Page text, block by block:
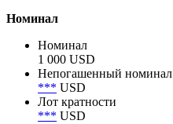
Номинал
Номинал
1 000 USD
Непогашенный номинал
*** USD
Лот кратности
*** USD